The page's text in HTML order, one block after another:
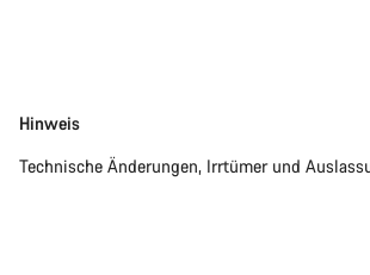
Disclaimer
Hinweis
Technische Änderungen, Irrtümer und